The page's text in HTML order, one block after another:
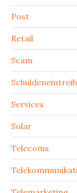
Post
Retail
Scam
Services
Solar
Telecoms